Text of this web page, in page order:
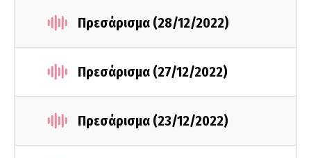
Πρεσάρισμα (28/12/2022)
Πρεσάρισμα (27/12/2022)
Πρεσάρισμα (23/12/2022)